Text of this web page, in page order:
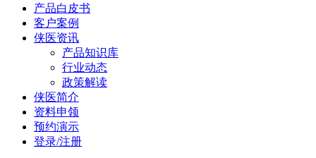
产品白皮书
客户案例
侠医资讯
产品知识库
行业动态
政策解读
侠医简介
资料申领
预约演示
登录/注册